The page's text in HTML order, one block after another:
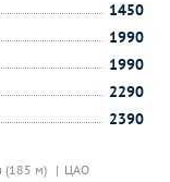
(185 м) ЦАО
1450
1990
1990
2290
2390